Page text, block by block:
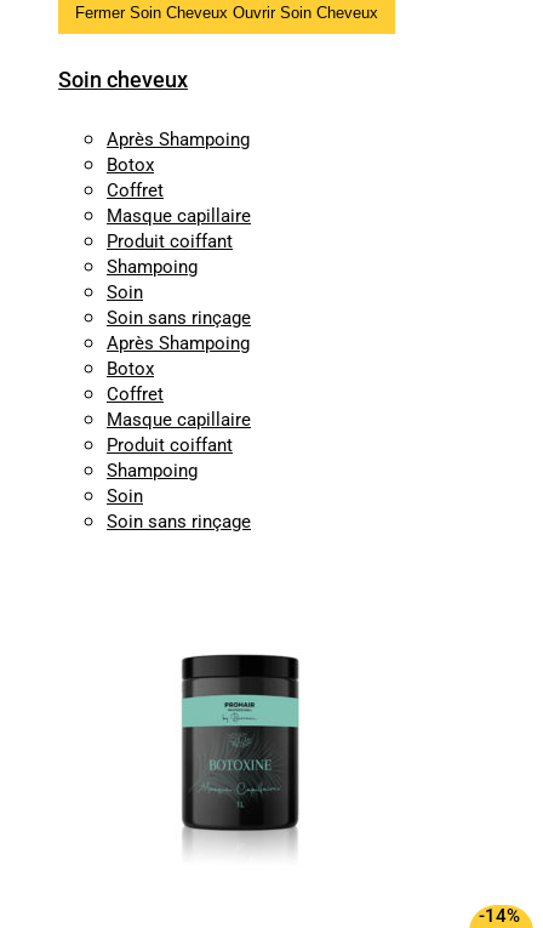
Fermer Soin Cheveux Ouvrir Soin Cheveux
Soin cheveux
Après Shampoing
Botox
Coffret
Masque capillaire
Produit coiffant
Shampoing
Soin
Soin sans rinçage
Après Shampoing
Botox
Coffret
Masque capillaire
Produit coiffant
Shampoing
Soin
Soin sans rinçage
-14%